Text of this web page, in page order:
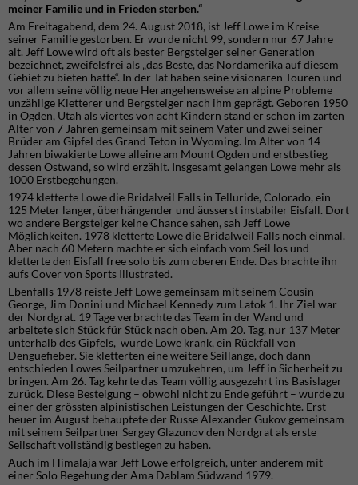
meiner Familie und in Frieden sterben.“
Am Freitagabend, dem 24. August 2018, ist Jeff Lowe im Kreise
seiner Familie gestorben. Er wurde nicht 99, sondern nur 67 Jahre
alt. Jeff Lowe wird oft als bester Bergsteiger seiner Generation
bezeichnet, zweifelsfrei als „das Beste, das Nordamerika auf diesem
Gebiet zu bieten hatte“. In der Tat haben seine visionären Touren und
vor allem seine völlig neue Herangehensweise an alpine Probleme
unzählige Kletterer und Bergsteiger nach ihm geprägt. Geboren 1950
in Ogden, Utah als viertes von acht Kindern stand er schon im zarten
Alter von 7 Jahren gemeinsam mit seinem Vater und zwei seiner
Brüder am Gipfel des Grand Teton in Wyoming. Im Alter von 14
Jahren biwakierte Lowe alleine am Mount Ogden und erstbestieg
dessen Ostwand, so wird erzählt. Insgesamt gelangen Lowe mehr als
1000 Erstbegehungen.
1974 kletterte Lowe die Bridalveil Falls in Telluride, Colorado, ein
125 Meter langer, überhängender und äusserst instabiler Eisfall. Dort
wo andere Bergsteiger keine Chance sahen, sah Jeff Lowe
Möglichkeiten. 1978 kletterte Lowe die Bridalweil Falls noch einmal.
Aber nach 60 Metern machte er sich einfach vom Seil los und
kletterte den Eisfall free solo bis zum oberen Ende. Das brachte ihn
aufs Cover von Sports Illustrated.
Ebenfalls 1978 reiste Jeff Lowe gemeinsam mit seinem Cousin
George, Jim Donini und Michael Kennedy zum Latok 1. Ihr Ziel war
der Nordgrat. 19 Tage verbrachte das Team in der Wand und
arbeitete sich Stück für Stück nach oben. Am 20. Tag, nur 137 Meter
unterhalb des Gipfels, wurde Lowe krank, ein Rückfall von
Denguefieber. Sie kletterten eine weitere Seillänge, doch dann
entschieden Lowes Seilpartner umzukehren, um Jeff in Sicherheit zu
bringen. Am 26. Tag kehrte das Team völlig ausgezehrt ins Basislager
zurück. Diese Besteigung – obwohl nicht zu Ende geführt – wurde zu
einer der grössten alpinistischen Leistungen der Geschichte. Erst
heuer im August behauptete der Russe Alexander Gukov gemeinsam
mit seinem Seilpartner Sergey Glazunov den Nordgrat als erste
Seilschaft vollständig bestiegen zu haben.
Auch im Himalaja war Jeff Lowe erfolgreich, unter anderem mit
einer Solo Begehung der Ama Dablam Südwand 1979.